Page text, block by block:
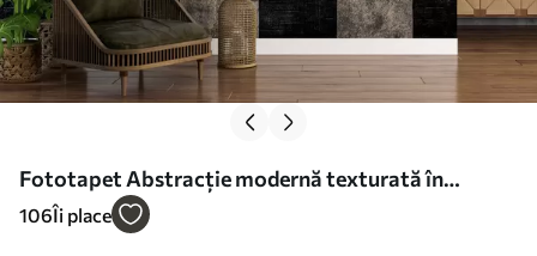
Fototapet Abstracție modernă texturată în
culorile negru și portocaliu Nr. w07878
106Îi place